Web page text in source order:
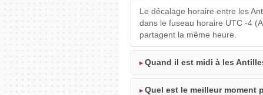
Le décalage horaire entre les
dans le fuseau horaire UTC -4
partagent la même heure.
Quand il est midi à les
Quel est le meilleur moment